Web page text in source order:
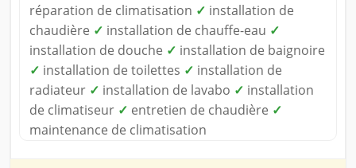
réparation de climatisation ✓ installation de
chaudière ✓ installation de chauffe-eau ✓
installation de douche ✓ installation de baignoire
✓ installation de toilettes ✓ installation de
radiateur ✓ installation de lavabo ✓ installation
de climatiseur ✓ entretien de chaudière ✓
maintenance de climatisation